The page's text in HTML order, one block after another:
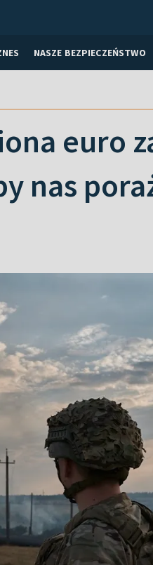
NASZE BEZPIECZEŃSTWO
euro
nas